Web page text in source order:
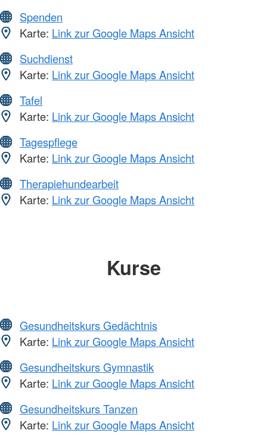
Spenden
Karte: Link zur Google Maps Ansicht
Suchdienst
Karte: Link zur Google Maps Ansicht
Tafel
Karte: Link zur Google Maps Ansicht
Tagespflege
Karte: Link zur Google Maps Ansicht
Therapiehundearbeit
Karte: Link zur Google Maps Ansicht
Kurse
Gesundheitskurs Gedächtnis
Karte: Link zur Google Maps Ansicht
Gesundheitskurs Gymnastik
Karte: Link zur Google Maps Ansicht
Gesundheitskurs Tanzen
Karte: Link zur Google Maps Ansicht